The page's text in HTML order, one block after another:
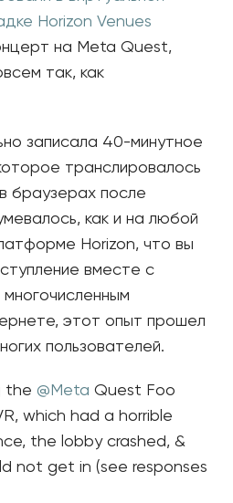
Horizon Venues
на Meta Quest,
так, как
записала 40-минутное
транслировалось
браузерах после
как и на любой
Horizon, что вы
вместе с
этот опыт прошел
пользователей.
the @Meta Quest Foo
which had a horrible
the lobby crashed, &
not get in (see responses